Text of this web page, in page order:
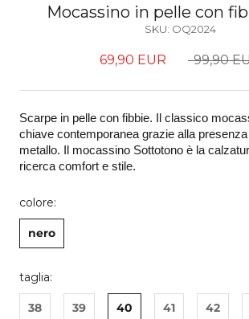
Mocassino in pelle con
SKU: OQ2024
69,90 EUR 99,90
Scarpe in pelle con fibbie. Il classico
chiave contemporanea grazie alla
metallo. Il mocassino Sottotono è la
ricerca comfort e stile.
colore:
nero
taglia:
38 39 40 41 42